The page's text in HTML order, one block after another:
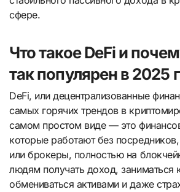
сфере.
Что такое DeFi и
так популярен в 2025
DeFi, или децентрализованные
самых горячих трендов в
самом простом виде — это
которые работают без
или брокеры, полностью на
людям получать доход, заниматься
обмениваться активами и даже